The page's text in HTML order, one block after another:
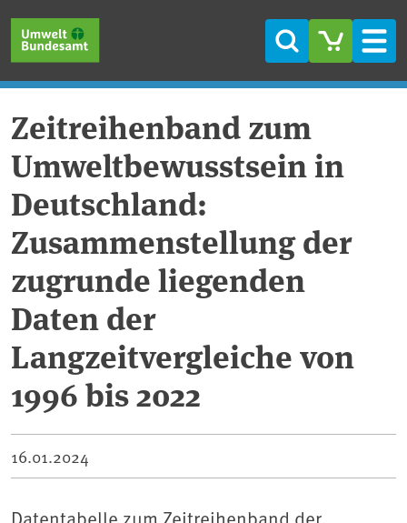
Suche
Zeitreihenband zum
Umweltbewusstsein in
Deutschland:
Zusammenstellung der
zugrunde liegenden
Daten der
Langzeitvergleiche von
1996 bis 2022
16.01.2024